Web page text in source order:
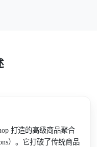
打造的高级商品聚合
）。它打破了传统商品